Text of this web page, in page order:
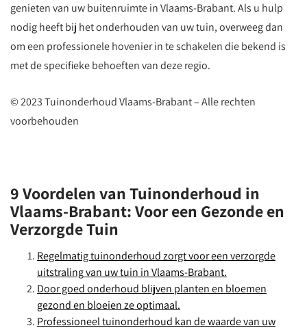
genieten van uw buitenruimte in Vlaams-Brabant. Als u hulp
nodig heeft bij het onderhouden van uw tuin, overweeg dan
om een professionele hovenier in te schakelen die bekend is
met de specifieke behoeften van deze regio.
© 2023 Tuinonderhoud Vlaams-Brabant – Alle rechten
voorbehouden
9 Voordelen van Tuinonderhoud in
Vlaams-Brabant: Voor een Gezonde en
Verzorgde Tuin
Regelmatig tuinonderhoud zorgt voor een verzorgde
uitstraling van uw tuin in Vlaams-Brabant.
Door goed onderhoud blijven planten en bloemen
gezond en bloeien ze optimaal.
Professioneel tuinonderhoud kan de waarde van uw